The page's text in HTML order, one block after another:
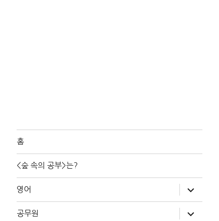
홈
<숲 속의 공부>는?
영어
위
메
확
공무원
위